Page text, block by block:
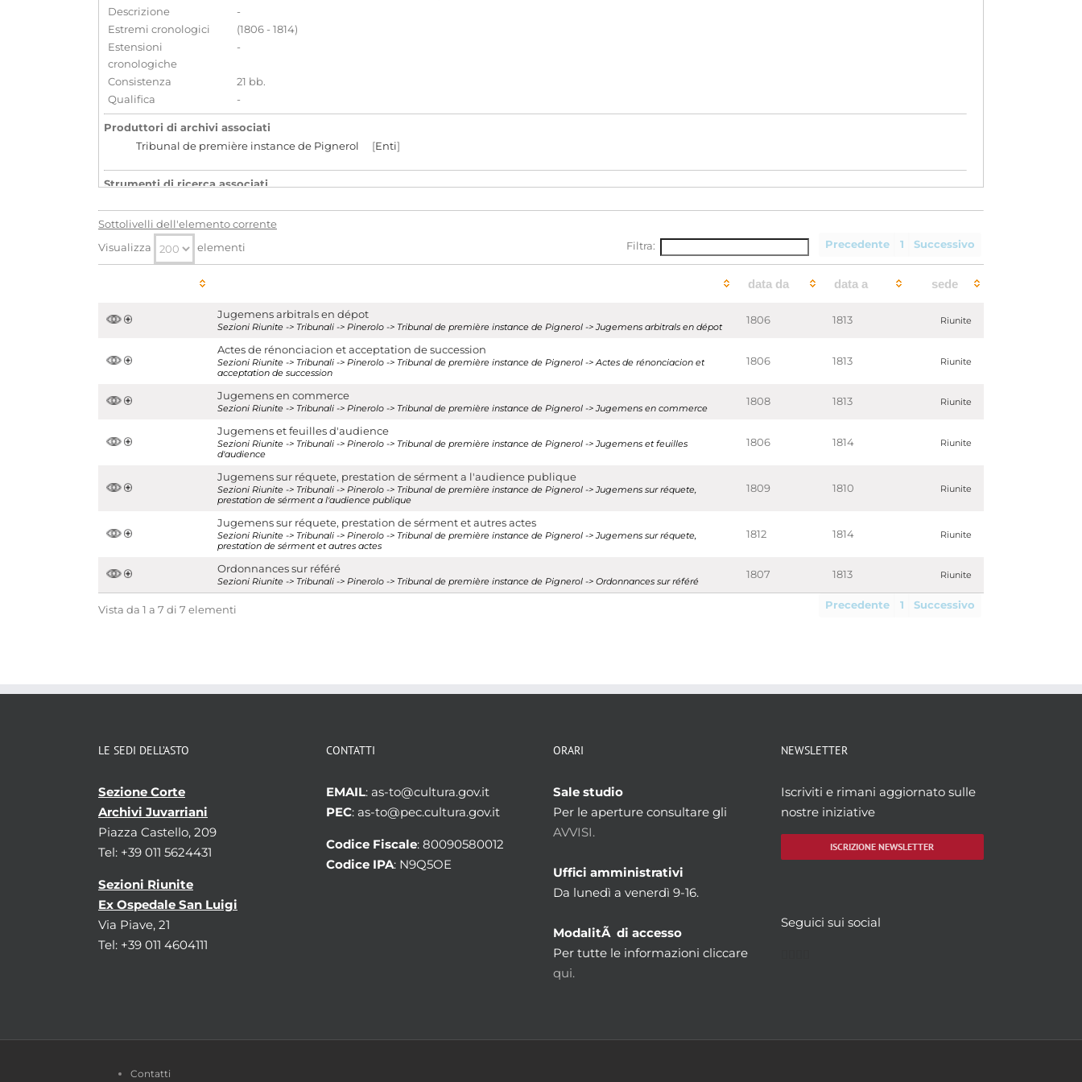
Descrizione
-
Estremi cronologici
(1806 - 1814)
Estensioni
cronologiche
-
Consistenza
21 bb.
Qualifica
-
Produttori di archivi associati
Tribunal de première instance de Pignerol
[Enti]
Strumenti di ricerca associati
Aggregazioni associate al record corrente
Temi
Parole chiave
Età napoleonica (1798-1814)
Giustizia
associata al record corrente
Visualizza tutte le unità archivistiche
Sottolivelli dell'elemento corrente
Precedente
1 Successivo
Visualizza elementi Filtra:
data da data a sede
Jugemens arbitrals en dépot
Sezioni Riunite -> Tribunali -> Pinerolo -> Tribunal de première instance de Pignerol -> Jugemens arbitrals en dépot
1806 1813 Riunite
Actes de rénonciacion et acceptation de succession
Sezioni Riunite -> Tribunali -> Pinerolo -> Tribunal de première instance de Pignerol -> Actes de rénonciacion et
acceptation de succession
1806 1813 Riunite
Jugemens en commerce
Sezioni Riunite -> Tribunali -> Pinerolo -> Tribunal de première instance de Pignerol -> Jugemens en commerce
1808 1813 Riunite
Jugemens et feuilles d'audience
Sezioni Riunite -> Tribunali -> Pinerolo -> Tribunal de première instance de Pignerol -> Jugemens et feuilles
d'audience
1806 1814 Riunite
Jugemens sur réquete, prestation de sérment a l'audience publique
Sezioni Riunite -> Tribunali -> Pinerolo -> Tribunal de première instance de Pignerol -> Jugemens sur réquete,
prestation de sérment a l'audience publique
1809 1810 Riunite
Jugemens sur réquete, prestation de sérment et autres actes
Sezioni Riunite -> Tribunali -> Pinerolo -> Tribunal de première instance de Pignerol -> Jugemens sur réquete,
prestation de sérment et autres actes
1812 1814 Riunite
Ordonnances sur référé
Sezioni Riunite -> Tribunali -> Pinerolo -> Tribunal de première instance de Pignerol -> Ordonnances sur référé
1807 1813 Riunite
Vista da 1 a 7 di 7 elementi Precedente 1 Successivo
LE SEDI DELL’ASTO
Sezione Corte
Archivi Juvarriani
Piazza Castello, 209
Tel: +39 011 5624431
Sezioni Riunite
Ex Ospedale San Luigi
Via Piave, 21
Tel: +39 011 4604111
CONTATTI
EMAIL: as-to@cultura.gov.it
PEC: as-to@pec.cultura.gov.it
Codice Fiscale: 80090580012
Codice IPA: N9Q5OE
ORARI
Sale studio
Per le aperture consultare gli
AVVISI.
Uffici amministrativi
Da lunedì a venerdì 9-16.
ModalitÃ di accesso
Per tutte le informazioni cliccare
qui.
NEWSLETTER
Iscriviti e rimani aggiornato sulle
nostre iniziative
ISCRIZIONE NEWSLETTER
Seguici sui social
Contatti